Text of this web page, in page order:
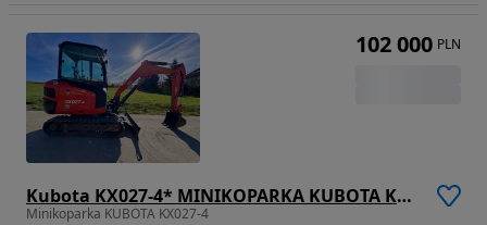
Kubota KX027-4* MINIKOPARKA KUBOTA KX027-4** JCB 8026** JCB 8030** JCB 8032** FINANSOWANIE* Leasing* Zamiana* Skup*
Minikoparka KUBOTA KX027-4
102 000 PLN